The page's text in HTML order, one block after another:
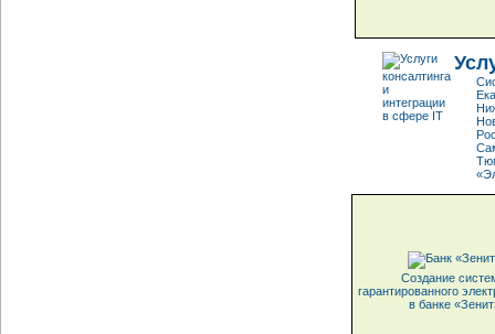
Создание
гарантированного
в банке